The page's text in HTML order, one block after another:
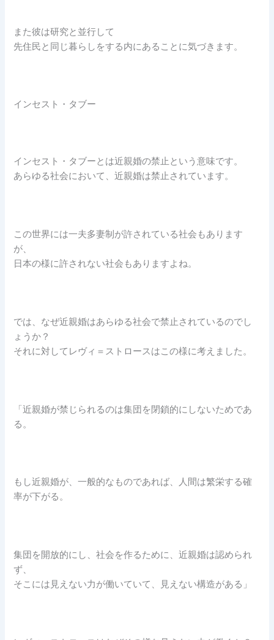
また彼は研究と並行して
先住民と同じ暮らしをする内にあることに気づきます。
インセスト・タブー
インセスト・タブーとは近親婚の禁止という意味です。
あらゆる社会において、近親婚は禁止されています。
この世界には一夫多妻制が許されている社会もあります
が、
日本の様に許されない社会もありますよね。
では、なぜ近親婚はあらゆる社会で禁止されているのでし
ょうか？
それに対してレヴィ＝ストロースはこの様に考えました。
「近親婚が禁じられるのは集団を閉鎖的にしないためであ
る。
もし近親婚が、一般的なものであれば、人間は繁栄する確
率が下がる。
集団を開放的にし、社会を作るために、近親婚は認められ
ず、
そこには見えない力が働いていて、見えない構造がある」